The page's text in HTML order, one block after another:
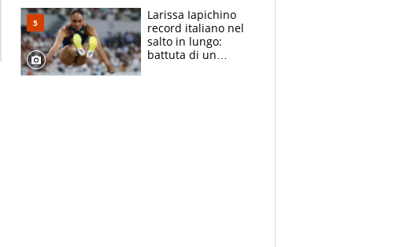
rischio da evitare
Larissa Iapichino
record italiano nel
salto in lungo:
battuta di un